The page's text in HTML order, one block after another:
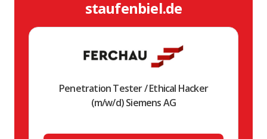
staufenbiel.de
Penetration Tester / Ethical Hacker
(m/w/d) Siemens AG